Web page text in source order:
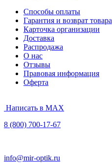
Способы оплаты
Гарантия и возврат товара
Карточка организации
Доставка
Распродажа
О нас
Отзывы
Правовая информация
Оферта
Написать в MAX
8 (800) 700-17-67
info@mir-optik.ru